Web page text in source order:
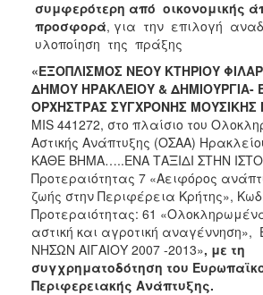
συμφερότερη από οικονομικής
προσφορά, για την επιλογή
υλοποίηση της πράξης
«ΕΞΟΠΛΙΣΜΟΣ ΝΕΟΥ ΚΤΗΡΙΟΥ
ΔΗΜΟΥ ΗΡΑΚΛΕΙΟΥ & ΔΗΜΙΟΥΡΓΙΑ-
ΟΡΧΗΣΤΡΑΣ ΣΥΓΧΡΟΝΗΣ ΜΟΥΣΙΚΗΣ
MIS 441272, στο πλαίσιο του
Αστικής Ανάπτυξης (ΟΣΑΑ)
ΚΑΘΕ ΒΗΜΑ…..ΕΝΑ ΤΑΞΙΔΙ ΣΤΗΝ
Προτεραιότητας 7 «Αειφόρος
ζωής στην Περιφέρεια Κρήτης»,
Προτεραιότητας: 61
αστική και αγροτική αναγέννηση»,
ΝΗΣΩΝ ΑΙΓΑΙΟΥ 2007 -2013», με τη
συγχρηματοδότηση του
Περιφερειακής Ανάπτυξης.